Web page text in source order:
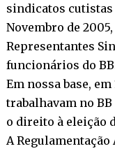
sindicatos cutistas
Novembro de
Representantes
funcionários do
Em nossa base, em
trabalhavam no
o direito à eleição
A Regulamentação